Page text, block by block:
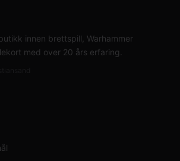
innen brettspill, Warhammer
med over 20 års erfaring.